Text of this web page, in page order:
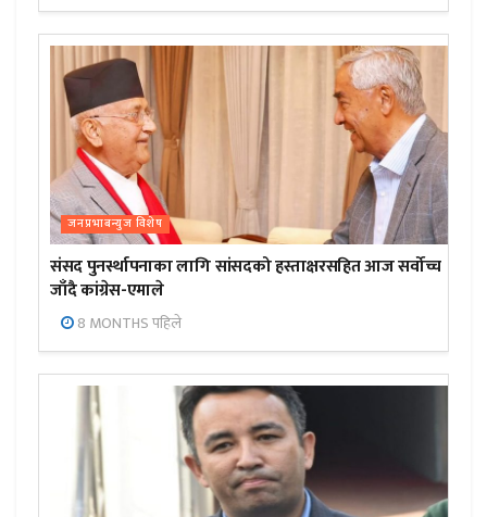
जनप्रभाबन्युज विशेष
संसद पुनर्स्थापनाका लागि सांसदको हस्ताक्षरसहित आज सर्वोच्च
जाँदै कांग्रेस-एमाले
8 MONTHS पहिले